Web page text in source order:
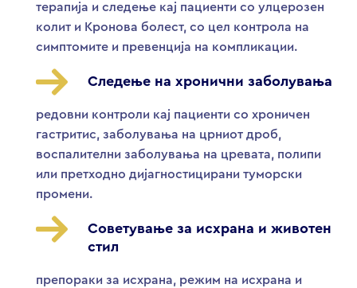
терапија и следење кај пациенти со улцерозен
колит и Кронова болест, со цел контрола на
симптомите и превенција на компликации.
Следење на хронични заболувања
редовни контроли кај пациенти со хроничен
гастритис, заболувања на црниот дроб,
воспалителни заболувања на цревата, полипи
или претходно дијагностицирани туморски
промени.
Советување за исхрана и животен
стил
препораки за исхрана, режим на исхрана и